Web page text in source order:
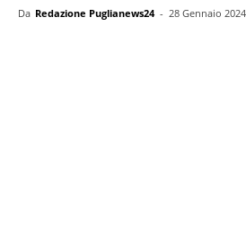
Da Redazione Puglianews24 - 28 Gennaio 2024